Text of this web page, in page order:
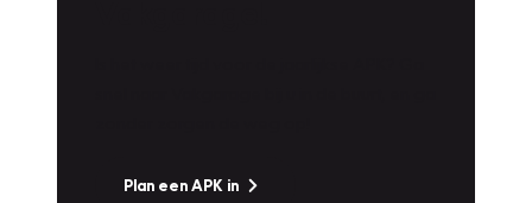
Plan een APK in